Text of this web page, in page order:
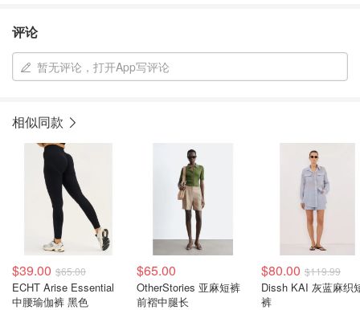
评论
暂无评论，打开App写评论
相似同款
$39.00 $65.00
ECHT Arise Essential
中腰瑜伽裤 黑色
$65.00
OtherStories 亚麻短裤
前褶中腿长
$80.00 $119.99
Dissh KAI 灰蓝麻织
裤